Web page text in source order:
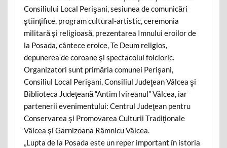
Consiliului Local Perişani, sesiunea de comunicări
ştiinţifice, program cultural-artistic, ceremonia
militară şi religioasă, prezentarea Imnului eroilor de
la Posada, cântece eroice, Te Deum religios,
depunerea de coroane şi spectacolul folcloric.
Organizatori sunt primăria comunei Perişani,
Consiliul Local Perişani, Consiliul Judeţean Vâlcea şi
Biblioteca Judeţeană “Antim Ivireanul” Vâlcea, iar
partenerii evenimentului: Centrul Judeţean pentru
Conservarea şi Promovarea Culturii Tradiţionale
Vâlcea şi Garnizoana Râmnicu Vâlcea.
„Lupta de la Posada este un reper important în istoria